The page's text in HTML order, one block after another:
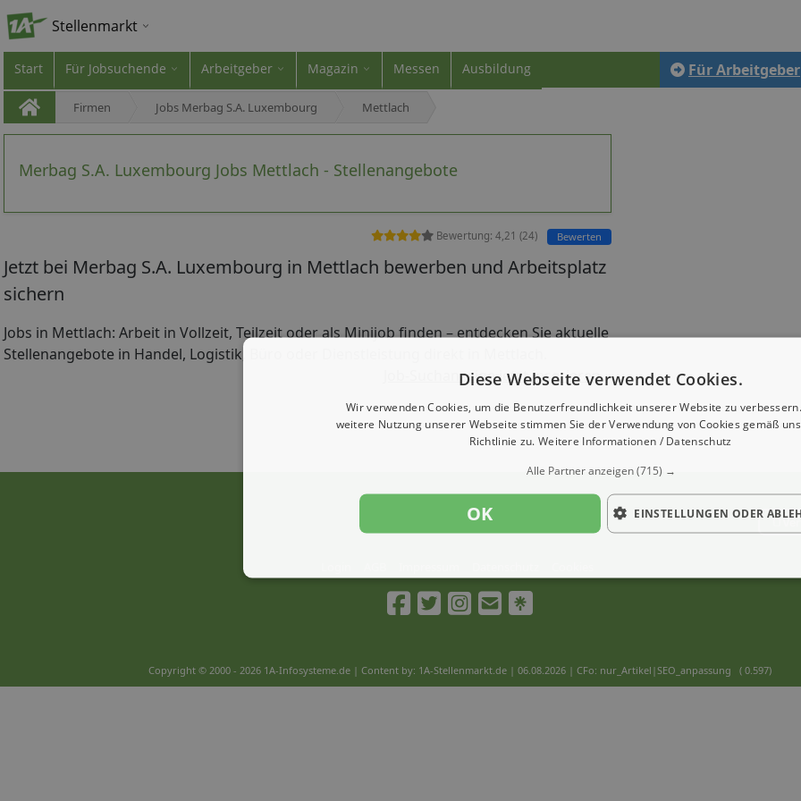
Stellenmarkt
Start Für Jobsuchende Arbeitgeber Magazin Messen Ausbildung Für Arbeitgeber
Firmen Jobs Merbag S.A. Luxembourg Mettlach
Merbag S.A. Luxembourg Jobs Mettlach - Stellenangebote
Bewertung: 4,21 (24) Bewerten
Jetzt bei Merbag S.A. Luxembourg in Mettlach bewerben und Arbeitsplatz
sichern
Jobs in Mettlach: Arbeit in Vollzeit, Teilzeit oder als Minijob finden – entdecken Sie aktuelle
Stellenangebote in Handel, Logistik, Büro oder Dienstleistung direkt in Mettlach.
Job-Suchanzeige jetzt inserieren
Copyright © 2000 - 2026 1A-Infosysteme.de | Content by: 1A-Stellenmarkt.de | 06.08.2026 | CFo: nur_Artikel|SEO_anpassung ( 0.597)
Diese Webseite verwendet Cookies.
Wir verwenden Cookies, um die Benutzerfreundlichkeit unserer Website zu
weitere Nutzung unserer Webseite stimmen Sie der Verwendung von Cookies gemäß
Richtlinie zu. Weitere Informationen / Datenschutz
Alle Partner anzeigen(715) →
OK EINSTELLUNGEN ODER